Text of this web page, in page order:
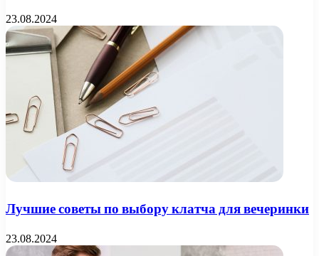
23.08.2024
Лучшие советы по выбору клатча для вечеринки
23.08.2024